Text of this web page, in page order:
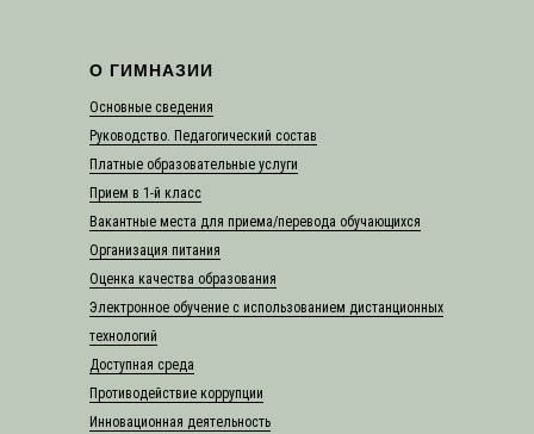
О ГИМНАЗИИ
Основные сведения
Руководство. Педагогический состав
Платные образовательные услуги
Прием в 1-й класс
Вакантные места для приема/перевода обучающихся
Организация питания
Оценка качества образования
Электронное обучение с использованием дистанционных
технологий
Доступная среда
Противодействие коррупции
Инновационная деятельность